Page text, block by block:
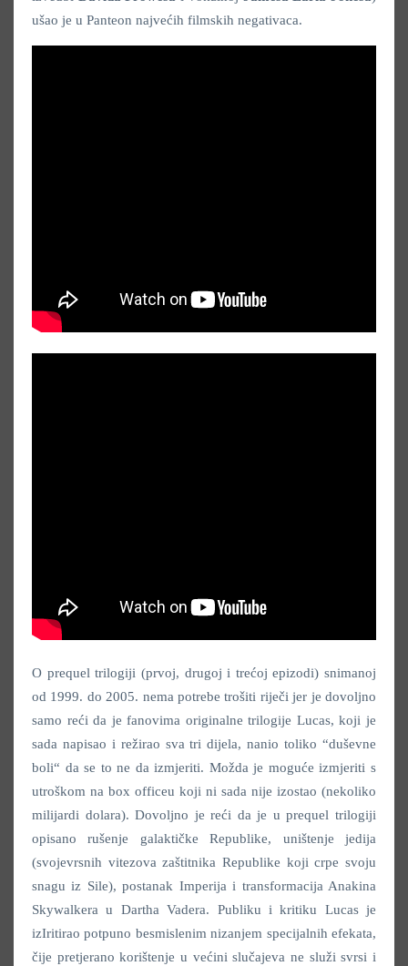
ušao je u Panteon najvećih filmskih negativaca.
O prequel trilogiji (prvoj, drugoj i trećoj epizodi) snimanoj
od 1999. do 2005. nema potrebe trošiti riječi jer je dovoljno
samo reći da je fanovima originalne trilogije Lucas, koji je
sada napisao i režirao sva tri dijela, nanio toliko “duševne
boli“ da se to ne da izmjeriti. Možda je moguće izmjeriti s
utroškom na box officeu koji ni sada nije izostao (nekoliko
milijardi dolara). Dovoljno je reći da je u prequel trilogiji
opisano rušenje galaktičke Republike, uništenje jedija
(svojevrsnih vitezova zaštitnika Republike koji crpe svoju
snagu iz Sile), postanak Imperija i transformacija Anakina
Skywalkera u Dartha Vadera. Publiku i kritiku Lucas je
izIritirao potpuno besmislenim nizanjem specijalnih efekata,
čije pretjerano korištenje u većini slučajeva ne služi svrsi i